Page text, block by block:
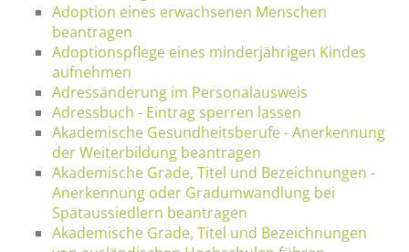
Adoption eines erwachsenen Menschen
beantragen
Adoptionspflege eines minderjährigen Kindes
aufnehmen
Adressänderung im Personalausweis
Adressbuch - Eintrag sperren lassen
Akademische Gesundheitsberufe - Anerkennung
der Weiterbildung beantragen
Akademische Grade, Titel und Bezeichnungen -
Anerkennung oder Gradumwandlung bei
Spätaussiedlern beantragen
Akademische Grade, Titel und Bezeichnungen